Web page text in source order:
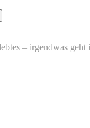
– irgendwas geht